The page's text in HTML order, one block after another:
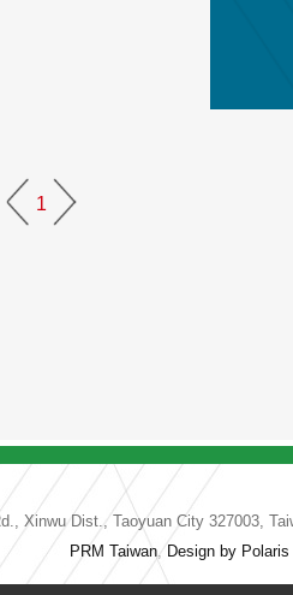
1
Xinwu Dist., Taoyuan City 327003,
PRM Taiwan, Design by Polaris